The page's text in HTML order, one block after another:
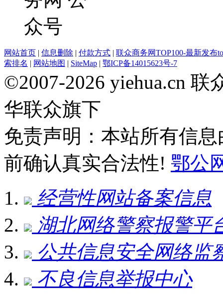
网站首页 | 信息删除 | 付款方式 | 联众商务网TOP100-最新发布
索排名 | 网站地图 | SiteMap | 鄂ICP备14015623号-7
©2007-2026 yiehua.cn
华联众旗下
免责声明：本站所有信
前确认真实合法性! 鄂公
经营性网站备案信息
湖北网络警察报警平
公共信息安全网络监
不良信息举报中心